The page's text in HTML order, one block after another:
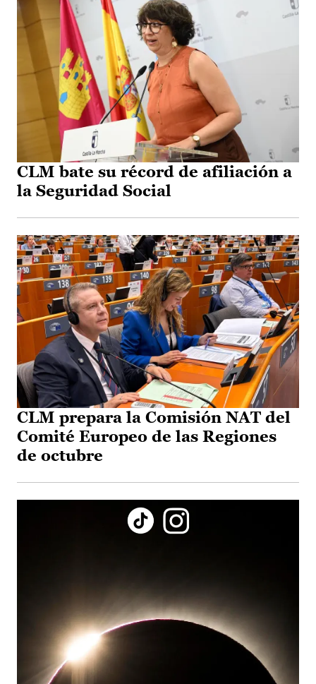
CLM bate su récord de afiliación a
la Seguridad Social
CLM prepara la Comisión NAT del
Comité Europeo de las Regiones
de octubre